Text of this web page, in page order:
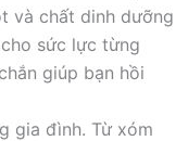
và chất dinh dưỡng
sức lực từng
giúp bạn hồi
gia đình. Từ xóm